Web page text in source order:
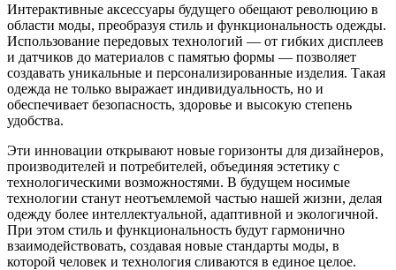
Интерактивные аксессуары будущего обещают революцию в
области моды, преобразуя стиль и функциональность одежды.
Использование передовых технологий — от гибких дисплеев
и датчиков до материалов с памятью формы — позволяет
создавать уникальные и персонализированные изделия. Такая
одежда не только выражает индивидуальность, но и
обеспечивает безопасность, здоровье и высокую степень
удобства.
Эти инновации открывают новые горизонты для дизайнеров,
производителей и потребителей, объединяя эстетику с
технологическими возможностями. В будущем носимые
технологии станут неотъемлемой частью нашей жизни, делая
одежду более интеллектуальной, адаптивной и экологичной.
При этом стиль и функциональность будут гармонично
взаимодействовать, создавая новые стандарты моды, в
которой человек и технология сливаются в единое целое.